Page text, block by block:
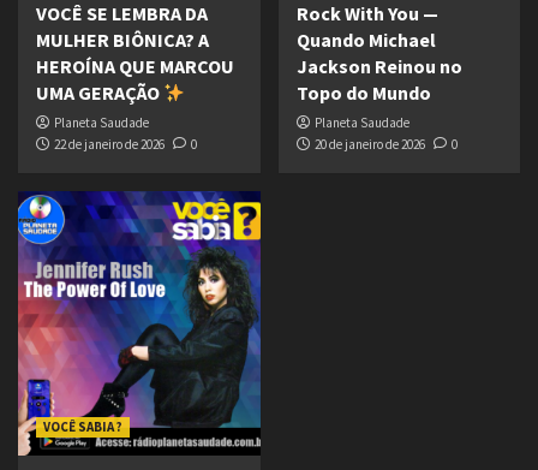
VOCÊ SE LEMBRA DA
MULHER BIÔNICA? A
HEROÍNA QUE MARCOU
UMA GERAÇÃO
Planeta Saudade
22 de janeiro de 2026
0
Rock With You —
Quando Michael
Jackson Reinou no
Topo do Mundo
Planeta Saudade
20 de janeiro de 2026
0
VOCÊ SABIA ?